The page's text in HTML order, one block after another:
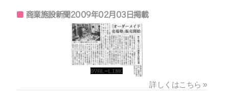
商業施設新聞2009年02月03日掲載
詳しくはこちら »